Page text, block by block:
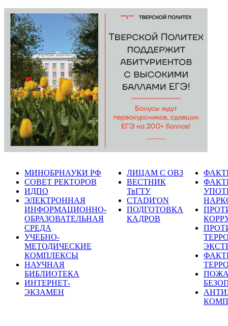
МИНОБРНАУКИ РФ
СОВЕТ РЕКТОРОВ
ИДПО
ЭЛЕКТРОННАЯ
ИНФОРМАЦИОННО-
ОБРАЗОВАТЕЛЬНАЯ
СРЕДА
УЧЕБНО-
МЕТОДИЧЕСКИЕ
КОМПЛЕКСЫ
НАУЧНАЯ
БИБЛИОТЕКА
ИНТЕРНЕТ-
ЭКЗАМЕН
ЛИЦАМ С ОВЗ
ВЕСТНИК
ТвГТУ
СТАDИ'ON
ПОДГОТОВКА
КАДРОВ